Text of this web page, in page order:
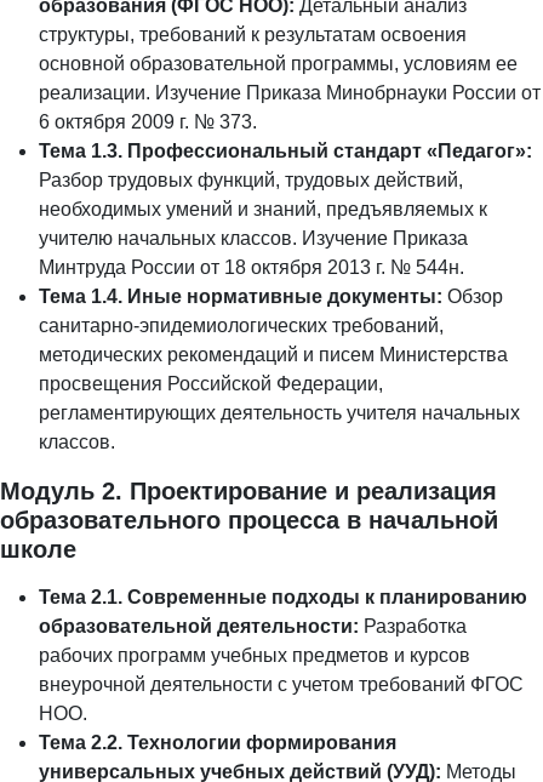
образования (ФГОС НОО): Детальный анализ
структуры, требований к результатам освоения
основной образовательной программы, условиям ее
реализации. Изучение Приказа Минобрнауки России от
6 октября 2009 г. № 373.
Тема 1.3. Профессиональный стандарт «Педагог»:
Разбор трудовых функций, трудовых действий,
необходимых умений и знаний, предъявляемых к
учителю начальных классов. Изучение Приказа
Минтруда России от 18 октября 2013 г. № 544н.
Тема 1.4. Иные нормативные документы: Обзор
санитарно-эпидемиологических требований,
методических рекомендаций и писем Министерства
просвещения Российской Федерации,
регламентирующих деятельность учителя начальных
классов.
Модуль 2. Проектирование и реализация
образовательного процесса в начальной
школе
Тема 2.1. Современные подходы к планированию
образовательной деятельности: Разработка
рабочих программ учебных предметов и курсов
внеурочной деятельности с учетом требований ФГОС
НОО.
Тема 2.2. Технологии формирования
универсальных учебных действий (УУД): Методы